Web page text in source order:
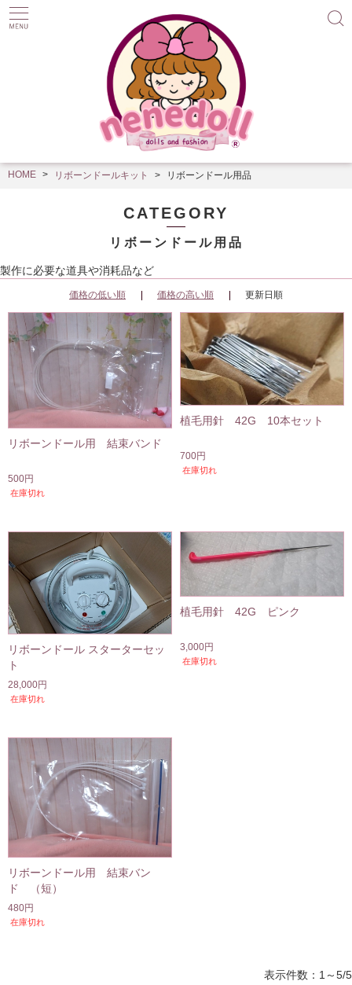
HOME リボーンドールキット リボーンドール用品
CATEGORY
リボーンドール用品
製作に必要な道具や消耗品など
価格の低い順 価格の高い順 更新日順
リボーンドール用 結束バンド
500円
在庫切れ
植毛用針 42G 10本セット
700円
在庫切れ
リボーンドール スターターセッ
ト
28,000円
在庫切れ
植毛用針 42G ピンク
3,000円
在庫切れ
リボーンドール用 結束バン
ド （短）
480円
在庫切れ
表示件数：1～5/5